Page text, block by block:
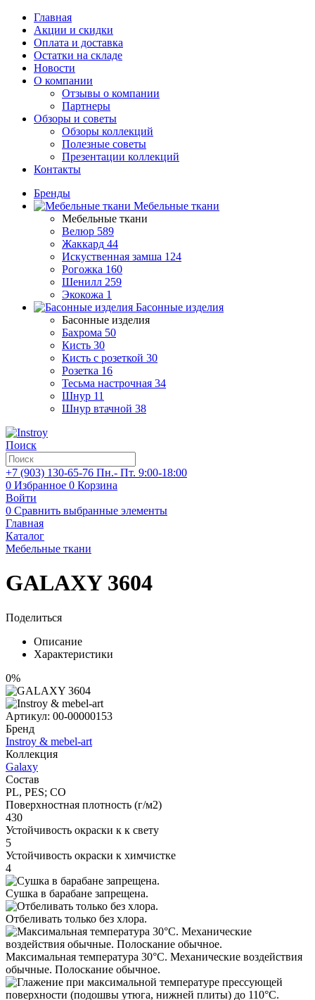
Главная
Акции и скидки
Оплата и доставка
Остатки на складе
Новости
О компании
Отзывы о компании
Партнеры
Обзоры и советы
Обзоры коллекций
Полезные советы
Презентации коллекций
Контакты
Бренды
Мебельные ткани
Мебельные ткани
Велюр 589
Жаккард 44
Искуственная замша 124
Рогожка 160
Шенилл 259
Экокожа 1
Басонные изделия
Басонные изделия
Бахрома 50
Кисть 30
Кисть с розеткой 30
Розетка 16
Тесьма настрочная 34
Шнур 11
Шнур втачной 38
Поиск
+7 (903) 130-65-76 Пн.- Пт. 9:00-18:00
0 Избранное 0 Корзина
Войти
0 Сравнить выбранные элементы
Главная
Каталог
Мебельные ткани
GALAXY 3604
Поделиться
Описание
Характеристики
0%
Артикул: 00-00000153
Бренд
Instroy & mebel-art
Коллекция
Galaxy
Состав
PL, PES; CO
Поверхностная плотность (г/м2)
430
Устойчивость окраски к к свету
5
Устойчивость окраски к химчистке
4
Сушка в барабане запрещена.
Отбеливать только без хлора.
Максимальная температура 30°С. Механические воздействия
обычные. Полоскание обычное.